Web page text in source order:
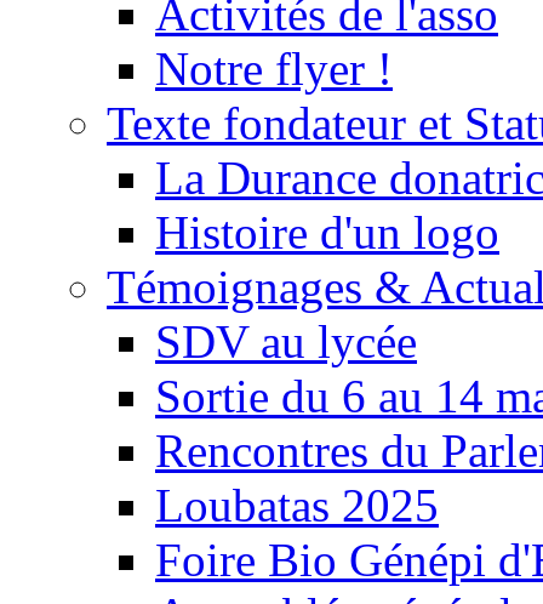
Activités de l'asso
Notre flyer !
Texte fondateur et
La Durance
Histoire d'un logo
Témoignages &
SDV au lycée
Sortie du 6 au 14
Rencontres du
Loubatas 2025
Foire Bio Génépi